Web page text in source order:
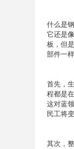
什么是
它还是
板，但
部件一
首先，
程都是
这对蓝
民工将
其次，